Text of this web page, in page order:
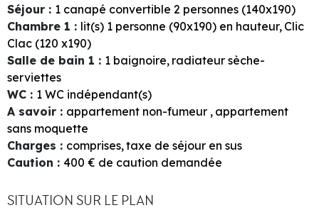
Séjour : 1 canapé convertible 2 personnes (140x190)
Chambre 1 : lit(s) 1 personne (90x190) en hauteur Clic
Clac (120 x190)
Salle de bain 1 : 1 baignoire radiateur sèche-
serviettes
WC : 1 WC indépendant(s)
A savoir : appartement non-fumeur appartement
sans moquette
Charges : comprises taxe de séjour en sus
Caution : 400 € de caution demandée
SITUATION SUR LE PLAN